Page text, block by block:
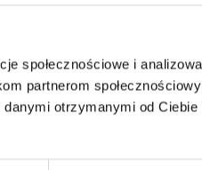
społecznościowe i
partnerom
otrzymanymi od Ciebie